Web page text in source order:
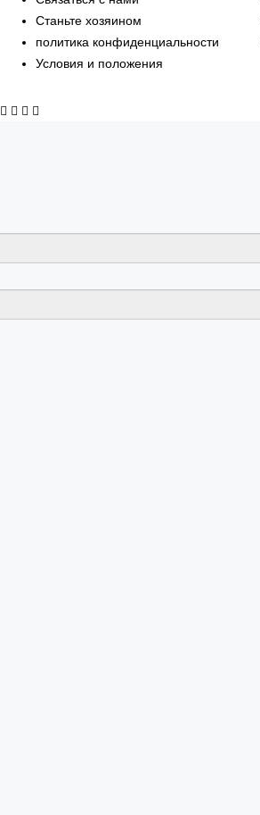
Станьте хозяином
политика конфиденциальности
Условия и положения
Фейсбук
Твиттер
Инстаграм